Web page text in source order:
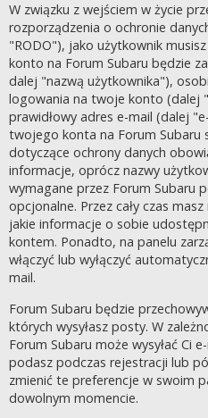
W związku z wejściem w życie
rozporządzenia o ochronie
"RODO"), jako użytkownik
konto na Forum Subaru będzie
dalej "nazwą użytkownika"),
logowania na twoje konto (dalej
prawidłowy adres e-mail (dalej
twojego konta na Forum Subaru
dotyczące ochrony danych
informacje, oprócz nazwy
wymagane przez Forum Subaru
opcjonalne. Przez cały czas
jakie informacje o sobie
kontem. Ponadto, na panelu
włączyć lub wyłączyć
mail.
Forum Subaru będzie
których wysyłasz posty. W
Forum Subaru może wysyłać Ci
podasz podczas rejestracji lub
zmienić te preferencje w swoim
dowolnym momencie.